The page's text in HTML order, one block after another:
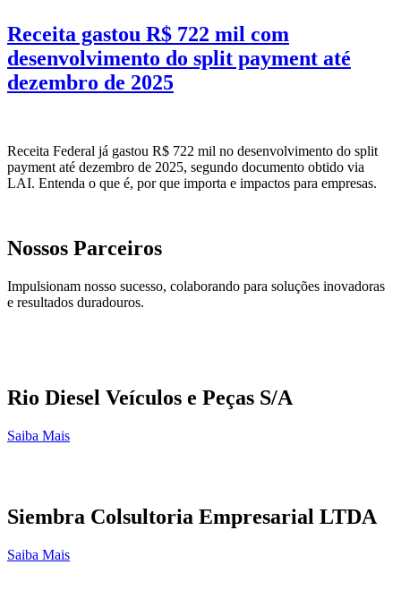
Receita gastou R$ 722 mil com
desenvolvimento do split payment até
dezembro de 2025
Receita Federal já gastou R$ 722 mil no desenvolvimento do split
payment até dezembro de 2025, segundo documento obtido via
LAI. Entenda o que é, por que importa e impactos para empresas.
Nossos Parceiros
Impulsionam nosso sucesso, colaborando para soluções inovadoras
e resultados duradouros.
Rio Diesel Veículos e Peças S/A
Saiba Mais
Siembra Colsultoria Empresarial LTDA
Saiba Mais